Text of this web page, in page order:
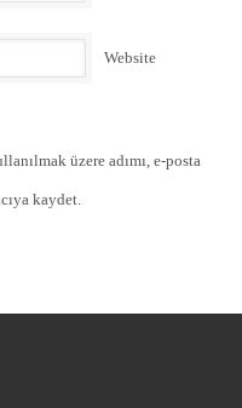
Website
üzere adımı, e-posta
kaydet.